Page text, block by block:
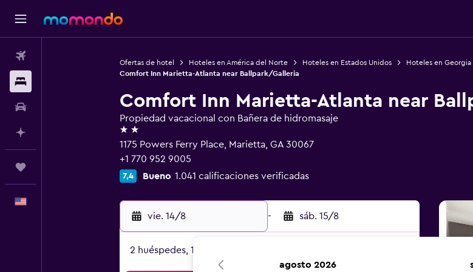
Ofertas de hotel Hoteles en América del Norte Hoteles en Estados Unidos Hoteles en Georgia
Comfort Inn Marietta-Atlanta near Ballpark/Galleria
Comfort Inn Marietta-Atlanta near
Propiedad vacacional con Bañera de hidromasaje
2 estrellas
1175 Powers Ferry Place, Marietta, GA 30067
+1 770 952 9005
7,4 Bueno 1.041 calificaciones verificadas
vie. 14/8 - sáb. 15/8
2 huéspedes, 1 habitación
agosto 2026